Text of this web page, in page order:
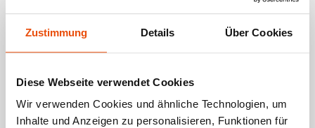
Zustimmung Details Über Cookies
Diese Webseite verwendet Cookies
Wir verwenden Cookies und ähnliche Technologien, um
Inhalte und Anzeigen zu personalisieren, Funktionen für